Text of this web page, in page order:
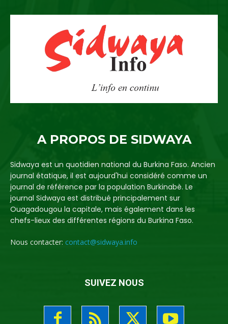
A PROPOS DE SIDWAYA
Sidwaya est un quotidien national du Burkina Faso. Ancien
journal étatique, il est aujourd'hui considéré comme un
journal de référence par la population Burkinabè. Le
journal Sidwaya est distribué principalement sur
Ouagadougou la capitale, mais également dans les
chefs-lieux des différentes régions du Burkina Faso.
Nous contacter: contact@sidwaya.info
SUIVEZ NOUS